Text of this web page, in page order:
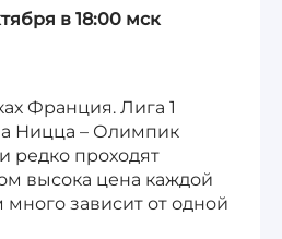
в 18:00 мск
Франция. Лига 1
Ницца – Олимпик
редко проходят
высока цена каждой
зависит от одной